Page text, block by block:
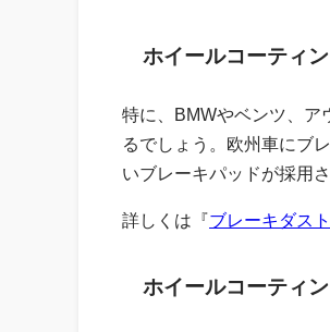
ホイールコーティ
特に、BMWやベンツ、ア
るでしょう。欧州車にブ
いブレーキパッドが採用
詳しくは『ブレーキダス
ホイールコーティ